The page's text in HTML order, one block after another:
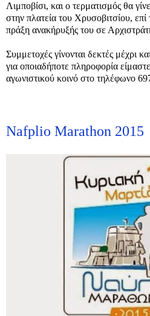
Λιμποβίσι, και ο τερματισμός θα
στην πλατεία του Χρυσοβιτσίου, επί
πράξη ανακήρυξής του σε
Συμμετοχές γίνονται δεκτές μέχρι
για οποιαδήποτε πληροφορία
αγωνιστικού κοινό στο τηλέφωνο
Nafplio Marathon 2015